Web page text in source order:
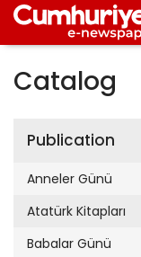
Catalog
Publication
Anneler Günü
Atatürk Kitapları
Babalar Günü